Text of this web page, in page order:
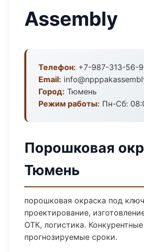
Assembly
Телефон: +7-987-313-56-
Email:
Город: Тюмень
Режим работы: Пн-Сб:
Порошковая
Тюмень
порошковая окраска под
проектирование,
ОТК, логистика.
прогнозируемые сроки.